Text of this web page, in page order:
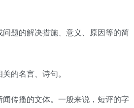
题的解决措施、意义、原因等的简
的名言、诗句。
传播的文体。一般来说，短评的字